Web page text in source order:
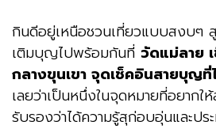
กินดีอยู่เหนือชวนเที่ยวแบบสงบๆ
เติมบุญไปพร้อมกันที่ วัดแม่ลาย
กลางขุนเขา จุดเช็คอินสายบุญ
เลยว่าเป็นหนึ่งในจุดหมายที่อยากใ
รับรองว่าได้ความรู้สุก่อบอุ่นและป